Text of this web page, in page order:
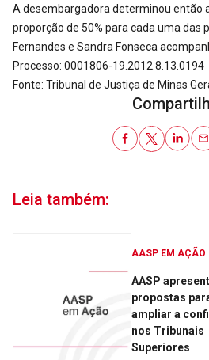
A desembargadora determinou então
proporção de 50% para cada uma das
Fernandes e Sandra Fonseca
Processo: 0001806-19.2012.8.13.0194
Fonte: Tribunal de Justiça de Minas
Leia também:
AASP EM AÇÃO
AASP
propostas
ampliar a
nos Tribunais
Superiores